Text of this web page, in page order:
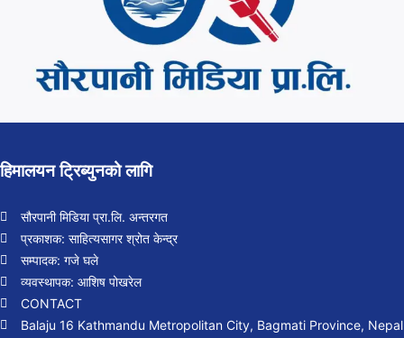
हिमालयन ट्रिब्युनको लागि
सौरपानी मिडिया प्रा.लि. अन्तरगत
प्रकाशक: साहित्यसागर श्रोत केन्द्र
सम्पादक: गजे घले
व्यवस्थापक: आशिष पोखरेल
CONTACT
Balaju 16 Kathmandu Metropolitan City, Bagmati Province, Nepal